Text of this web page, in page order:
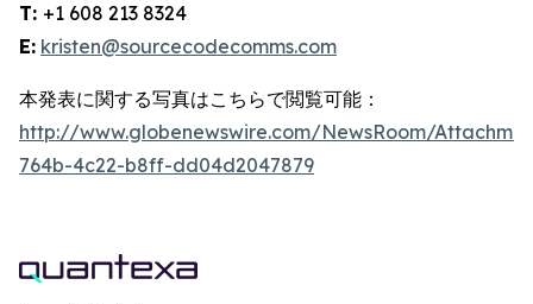
T: +1 608 213 8324
E: kristen@sourcecodecomms.com
本発表に関する写真はこちらで閲覧可能：
http://www.globenewswire.com/NewsRoom/
764b-4c22-b8ff-dd04d2047879